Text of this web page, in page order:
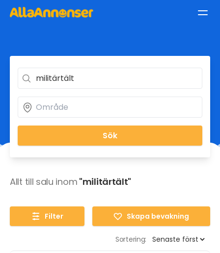
Sök
Allt till salu inom "militärtält"
Filter Skapa bevakning
Sortering: